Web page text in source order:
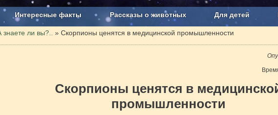
Интересные факты Рассказы о животных Для детей
рекламы О проекте
знаете ли вы?.. » Скорпионы ценятся в медицинской промышленности
Скорпионы ценятся в
промышленности